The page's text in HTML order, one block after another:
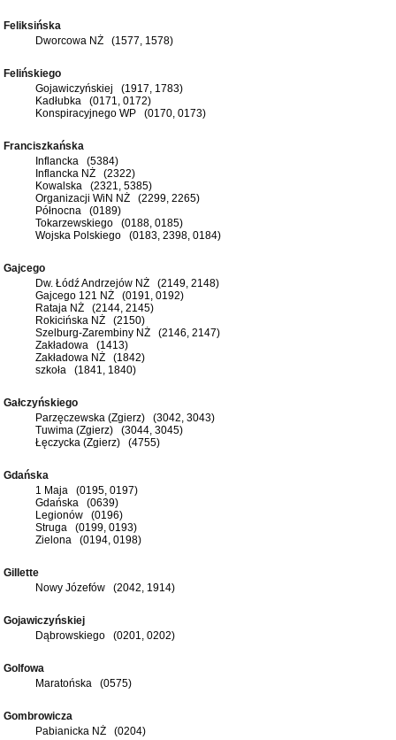
Feliksińska
Dworcowa NŻ (1577, 1578)
Felińskiego
Gojawiczyńskiej (1917, 1783)
Kadłubka (0171, 0172)
Konspiracyjnego WP (0170, 0173)
Franciszkańska
Inflancka (5384)
Inflancka NŻ (2322)
Kowalska (2321, 5385)
Organizacji WiN NŻ (2299, 2265)
Północna (0189)
Tokarzewskiego (0188, 0185)
Wojska Polskiego (0183, 2398, 0184)
Gajcego
Dw. Łódź Andrzejów NŻ (2149, 2148)
Gajcego 121 NŻ (0191, 0192)
Rataja NŻ (2144, 2145)
Rokicińska NŻ (2150)
Szelburg-Zarembiny NŻ (2146, 2147)
Zakładowa (1413)
Zakładowa NŻ (1842)
szkoła (1841, 1840)
Gałczyńskiego
Parzęczewska (Zgierz) (3042, 3043)
Tuwima (Zgierz) (3044, 3045)
Łęczycka (Zgierz) (4755)
Gdańska
1 Maja (0195, 0197)
Gdańska (0639)
Legionów (0196)
Struga (0199, 0193)
Zielona (0194, 0198)
Gillette
Nowy Józefów (2042, 1914)
Gojawiczyńskiej
Dąbrowskiego (0201, 0202)
Golfowa
Maratońska (0575)
Gombrowicza
Pabianicka NŻ (0204)